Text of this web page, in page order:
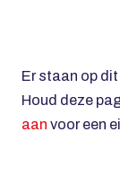
Er staan op
Houd deze
aan voor een